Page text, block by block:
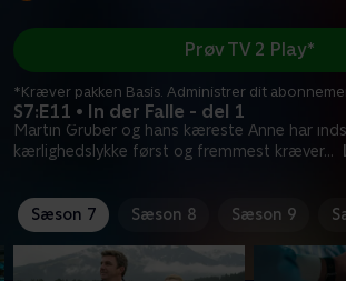
S7:E11 • In der Falle - del 1
Martin Gruber og hans kæreste Anne har
kærlighedslykke først og fremmest kræver...
Prøv TV 2 Play*
*Kræver pakken Basis. Administrer dit
Sæson 7 Sæson 8 Sæson 9